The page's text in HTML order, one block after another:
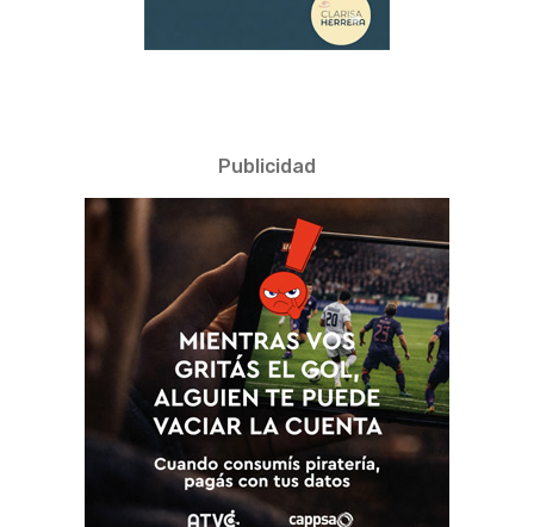
Publicidad